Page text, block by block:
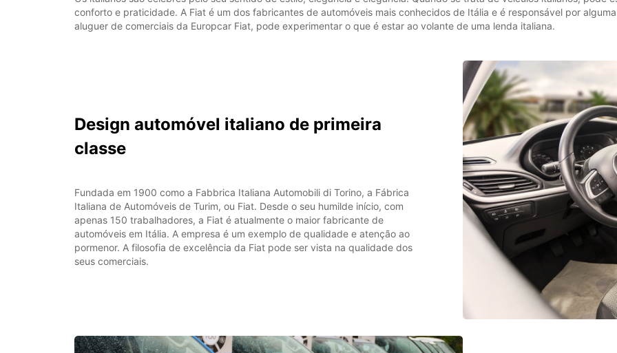
conforto e praticidade. A Fiat é um dos fabricantes de automóveis mais conhecidos de Itália e é responsável por
aluguer de comerciais da Europcar Fiat, pode experimentar o que é estar ao volante de uma lenda italiana.
Design automóvel italiano de primeira
classe
Fundada em 1900 como a Fabbrica Italiana Automobili di Torino, a Fábrica
Italiana de Automóveis de Turim, ou Fiat. Desde o seu humilde início, com
apenas 150 trabalhadores, a Fiat é atualmente o maior fabricante de
automóveis em Itália. A empresa é um exemplo de qualidade e atenção ao
pormenor. A filosofia de excelência da Fiat pode ser vista na qualidade dos
seus comerciais.